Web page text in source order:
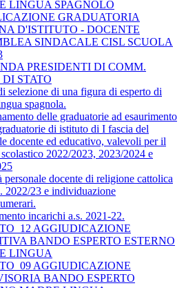
LINGUA SPAGNOLO
GRADUATORIA
D'ISTITUTO - DOCENTE
SINDACALE CISL SCUOLA
PRESIDENTI DI COMM.
STATO
selezione di una figura di esperto di
spagnola.
delle graduatorie ad esaurimento
di istituto di I fascia del
docente ed educativo, valevoli per il
2022/2023, 2023/2024 e
docente di religione cattolica
2022/23 e individuazione
incarichi a.s. 2021-22.
AGGIUDICAZIONE
BANDO ESPERTO ESTERNO
LINGUA
AGGIUDICAZIONE
BANDO ESPERTO